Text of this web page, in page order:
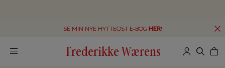
SE MIN NYE HYTTEOST E-BOG HER!
Frederikke Wærens